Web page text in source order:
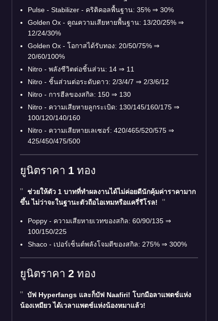
Pulse - Stabilizer - คริติคอลพื้นฐาน: 35% ⇒ 30%
Golden Ox - คูณความเสียหายพื้นฐาน: 13/20/25% ⇒
12/24/30%
Golden Ox - โอกาสได้รับทอง: 20/50/75% ⇒
20/60/100%
Nitro - พลังชีวิตต่อชิ้นส่วน: 14 ⇒ 11
Nitro - ชิ้นส่วนต่อระดับดาว: 2/3/4/7 ⇒ 2/3/6/12
Nitro - การฮีลของสกิล: 150 ⇒ 130
Nitro - ความเสียหายลูกระเบิด: 130/145/160/175 ⇒
100/120/140/160
Nitro - ความเสียหายเลเซอร์: 420/465/520/575 ⇒
425/450/475/500
ยูนิตราคา 1 ทอง
ช่วยให้ตัว 1 บาทที่ทำผลงานได้ไม่ค่อยดีนักคุ้มค่าราคามาก
ขึ้น ไม่ว่าจะในฐานะตัวถือไอเทมหรือแครี่รีโรล!
Poppy - ความเสียหายเวทของสกิล: 60/90/135 ⇒
100/150/225
Shaco - เปอร์เซ็นต์พลังโจมตีของสกิล: 275% ⇒ 300%
ยูนิตราคา 2 ทอง
บัฟ Hyperfangs และก็บัฟ Naafiri! โบกมือลาแพตช์แห่ง
น้องเหมียว ได้เวลาแพตช์แห่งน้องหมาแล้ว!